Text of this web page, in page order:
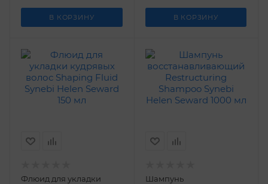
В КОРЗИНУ В КОРЗИНУ
Флюид для укладки
Шампунь